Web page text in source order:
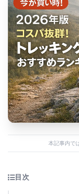
本記事内で
目次